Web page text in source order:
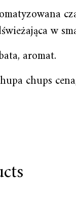
w
aromat.
chups